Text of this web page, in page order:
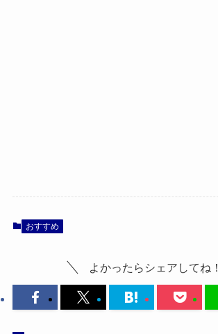
おすすめ
よかったらシェアしてね！